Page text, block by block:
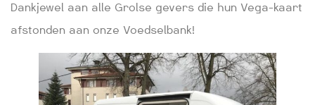
Dankjewel aan alle Grolse gevers die hun Vega-kaart
afstonden aan onze Voedselbank!